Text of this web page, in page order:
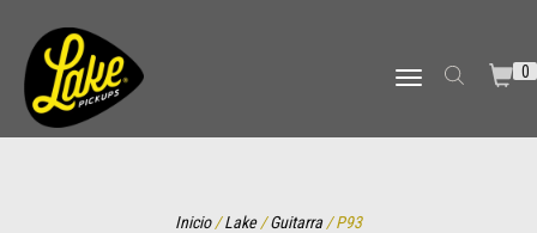
TOGGLE NAVIGATION 0
Inicio/Lake/Guitarra / P93